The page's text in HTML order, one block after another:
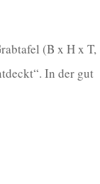
(B x H x T,
In der gut